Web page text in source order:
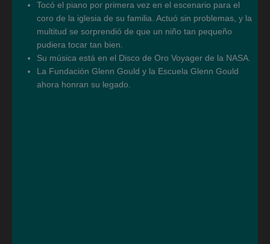
Tocó el piano por primera vez en el escenario para el
coro de la iglesia de su familia. Actuó sin problemas, y la
multitud se sorprendió de que un niño tan pequeño
pudiera tocar tan bien.
Su música está en el Disco de Oro Voyager de la NASA.
La Fundación Glenn Gould y la Escuela Glenn Gould
ahora honran su legado.